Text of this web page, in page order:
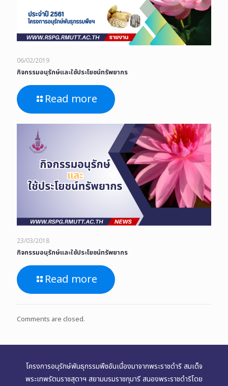
06/02/2019
กิจกรรมอนุรักษ์และใช้ประโยชน์ทรัพยากร
Read more
23/03/2018
กิจกรรมอนุรักษ์และใช้ประโยชน์ทรัพยากร
Read more
Comments are closed.
โครงการอนุรักษ์พันธุกรรมพืชอันเนื่องมาจากพระราชดำริ สมเด็จ
พระเทพรัตนราชสุดาฯ สยามบรมราชกุมารี สนองพระราชดำริโดย